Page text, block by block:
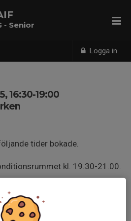
Logga in
- Senior
16:30-19:00
tider bokade.
kl. 19.30-21.00.
kl. 18.00–19.30.
kl. 18.00–19.30.